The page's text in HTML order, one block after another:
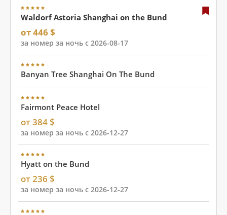
Waldorf Astoria Shanghai on the Bund
от 446 $
за номер за ночь с 2026-08-17
Banyan Tree Shanghai On The Bund
Fairmont Peace Hotel
от 384 $
за номер за ночь с 2026-12-27
Hyatt on the Bund
от 236 $
за номер за ночь с 2026-12-27